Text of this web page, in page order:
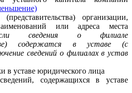
организации,
или адреса места
сведения о филиале
содержатся в уставе (с
сведений о филиалах в устав
в уставе юридического лица
содержащихся в уставе